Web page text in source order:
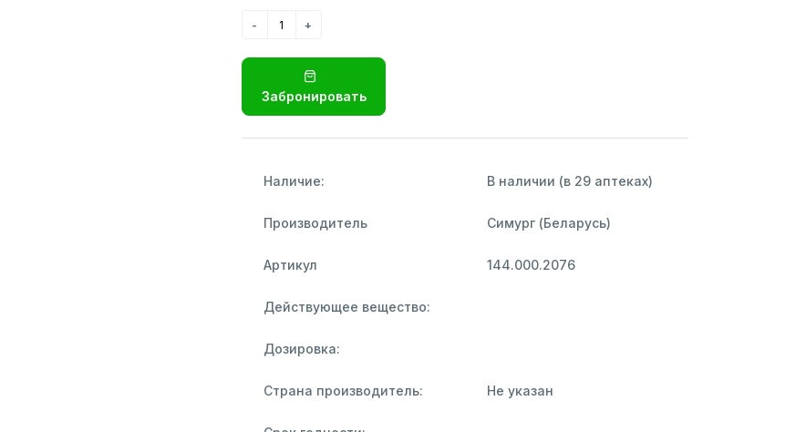
Забронировать
Наличие: В наличии (в 29 аптеках)
Производитель Симург (Беларусь)
Артикул 144.000.2076
Действующее вещество:
Дозировка:
Страна производитель: Не указан